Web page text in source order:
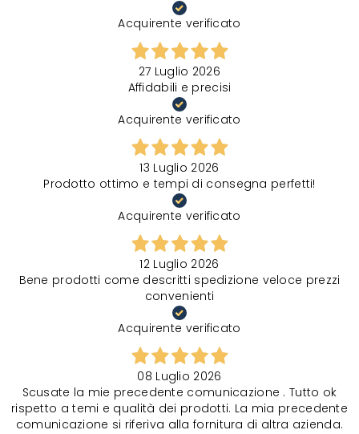
Acquirente verificato
27 Luglio 2026
Affidabili e precisi
Acquirente verificato
13 Luglio 2026
Prodotto ottimo e tempi di consegna perfetti!
Acquirente verificato
12 Luglio 2026
Bene prodotti come descritti spedizione veloce prezzi
convenienti
Acquirente verificato
08 Luglio 2026
Scusate la mie precedente comunicazione . Tutto ok
rispetto a temi e qualità dei prodotti. La mia precedente
comunicazione si riferiva alla fornitura di altra azienda.